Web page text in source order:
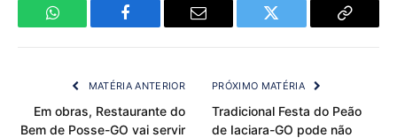
WhatsApp Facebook Email Twitter
Copy
MATÉRIA ANTERIOR
Em obras, Restaurante do
Bem de Posse-GO vai servir
PRÓXIMO MATÉRIA
Tradicional Festa do Peão
de Iaciara-GO pode não